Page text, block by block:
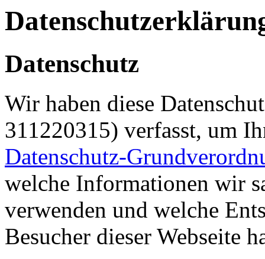
Datenschutz
Wir haben diese
311220315) verfasst, um
Datenschutz-
welche Informationen wir
verwenden und welche
Besucher dieser Webseite